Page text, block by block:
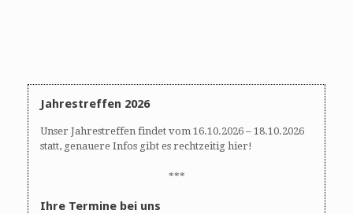
Jahrestreffen 2026
Unser Jahrestreffen findet vom 16.10.2026 – 18.10.2026
statt, genauere Infos gibt es rechtzeitig hier!
***
Ihre Termine bei uns